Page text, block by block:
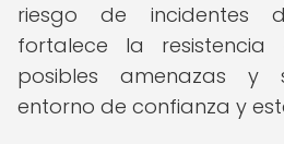
riesgo de incidentes
fortalece la
posibles amenazas y
entorno de confianza y